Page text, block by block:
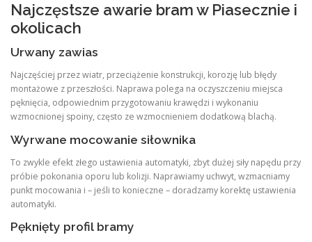
Najczęstsze awarie bram w Piasecznie i
okolicach
Urwany zawias
Najczęściej przez wiatr, przeciążenie konstrukcji, korozję lub błędy
montażowe z przeszłości. Naprawa polega na oczyszczeniu miejsca
pęknięcia, odpowiednim przygotowaniu krawędzi i wykonaniu
wzmocnionej spoiny, często ze wzmocnieniem dodatkową blachą.
Wyrwane mocowanie siłownika
To zwykle efekt złego ustawienia automatyki, zbyt dużej siły napędu przy
próbie pokonania oporu lub kolizji. Naprawiamy uchwyt, wzmacniamy
punkt mocowania i – jeśli to konieczne – doradzamy korektę ustawienia
automatyki.
Pęknięty profil bramy